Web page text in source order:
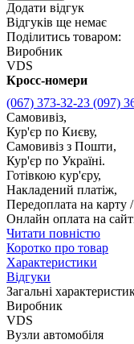
Додати відгук
Відгуків ще немає
Поділитись товаром:
Виробник
VDS
Кросс-номери
(067) 373-32-23 (097)
Самовивіз,
Кур'єр по Києву,
Самовивіз з Пошти,
Кур'єр по Україні.
Готівкою кур'єру,
Накладений платіж,
Передоплата на карту
Онлайн оплата на
Читати повністю
Коротко про товар
Характеристики
Відгуки
Загальні
Виробник
VDS
Вузли автомобіля